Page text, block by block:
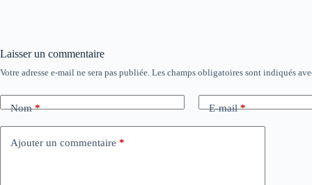
Laisser un commentaire
Votre adresse e-mail ne sera pas publiée. Les champs obligatoires sont indiqués
Nom* E-mail*
Ajouter un commentaire *